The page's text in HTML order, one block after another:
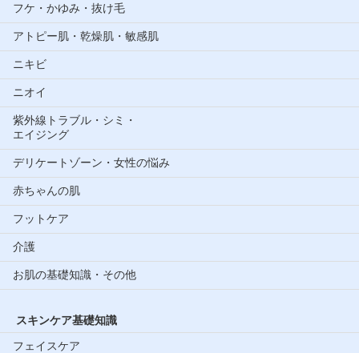
フケ・かゆみ・抜け毛
アトピー肌・乾燥肌・敏感肌
ニキビ
ニオイ
紫外線トラブル・シミ・
エイジング
デリケートゾーン・女性の悩み
赤ちゃんの肌
フットケア
介護
お肌の基礎知識・その他
スキンケア基礎知識
フェイスケア